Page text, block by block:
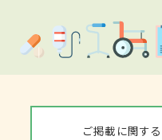
潜伏期間は3～10
、だるさ、筋肉
ことで生まれる紫
が見られるよう
ご掲載に関す